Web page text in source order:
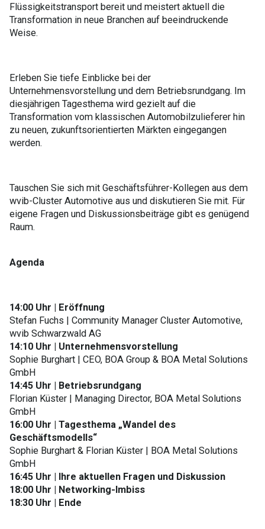
Flüssigkeitstransport bereit und meistert aktuell die
Transformation in neue Branchen auf beeindruckende
Weise.
Erleben Sie tiefe Einblicke bei der
Unternehmensvorstellung und dem Betriebsrundgang. Im
diesjährigen Tagesthema wird gezielt auf die
Transformation vom klassischen Automobilzulieferer hin
zu neuen, zukunftsorientierten Märkten eingegangen
werden.
Tauschen Sie sich mit Geschäftsführer-Kollegen aus dem
wvib-Cluster Automotive aus und diskutieren Sie mit. Für
eigene Fragen und Diskussionsbeiträge gibt es genügend
Raum.
Agenda
14:00 Uhr | Eröffnung
Stefan Fuchs | Community Manager Cluster Automotive,
wvib Schwarzwald AG
14:10 Uhr | Unternehmensvorstellung
Sophie Burghart | CEO, BOA Group & BOA Metal Solutions
GmbH
14:45 Uhr | Betriebsrundgang
Florian Küster | Managing Director, BOA Metal Solutions
GmbH
16:00 Uhr | Tagesthema „Wandel des
Geschäftsmodells“
Sophie Burghart & Florian Küster | BOA Metal Solutions
GmbH
16:45 Uhr | Ihre aktuellen Fragen und Diskussion
18:00 Uhr | Networking-Imbiss
18:30 Uhr | Ende